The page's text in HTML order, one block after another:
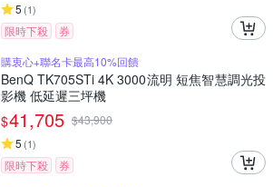
5 (1)
限時下殺
券
購衷心+聯名卡最高10%回饋
BenQ TK705STi 4K 3000流明 短焦智慧調光投
影機 低延遲三坪機
$41,705 $43,900
5 (1)
限時下殺 券